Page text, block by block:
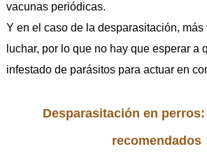
vacunas periódicas.
Y en el caso de la desparasitación, más
luchar, por lo que no hay que esperar a
infestado de parásitos para actuar en
Desparasitación en
recomendados